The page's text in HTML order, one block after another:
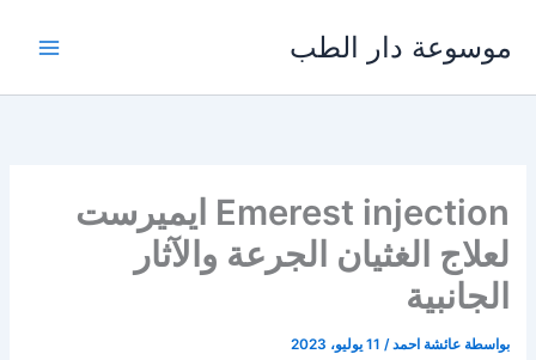
المحتوى
موسوعة دار الطب
Emerest injection ايميرست
لعلاج الغثيان الجرعة والآثار
الجانبية
بواسطة عائشة احمد/ 11 يوليو، 2023